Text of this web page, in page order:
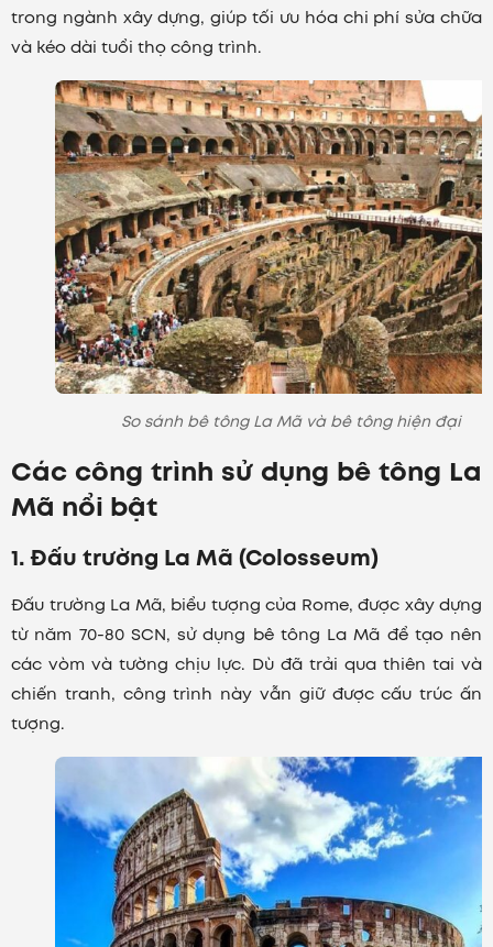
trong ngành xây dựng, giúp tối ưu hóa chi phí sửa chữa
và kéo dài tuổi thọ công trình.
So sánh bê tông La Mã và bê tông hiện đại
Các công trình sử dụng bê tông La
Mã nổi bật
1. Đấu trường La Mã (Colosseum)
Đấu trường La Mã, biểu tượng của Rome, được xây dựng
từ năm 70-80 SCN, sử dụng bê tông La Mã để tạo nên
các vòm và tường chịu lực. Dù đã trải qua thiên tai và
chiến tranh, công trình này vẫn giữ được cấu trúc ấn
tượng.